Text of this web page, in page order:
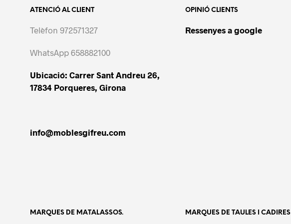
ATENCIÓ AL CLIENT
Telèfon 972571327
WhatsApp 658882100
Ubicació: Carrer Sant Andreu 26,
17834 Porqueres, Girona
info@moblesgifreu.com
OPINIÓ CLIENTS
Ressenyes a google
MARQUES DE MATALASSOS. MARQUES DE TAULES I CADIRES